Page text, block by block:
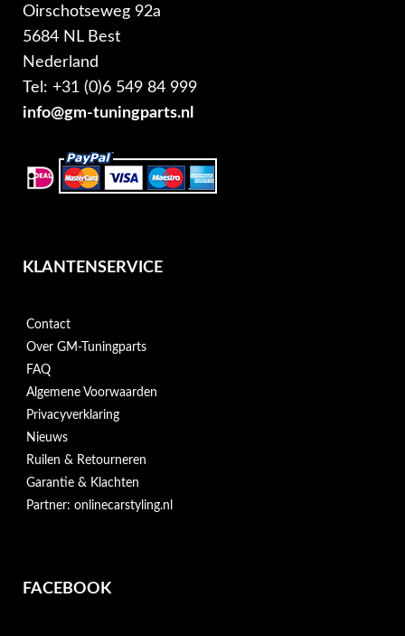
Oirschotseweg 92a
5684 NL Best
Nederland
Tel: +31 (0)6 549 84 999
info@gm-tuningparts.nl
KLANTENSERVICE
Contact
Over GM-Tuningparts
FAQ
Algemene Voorwaarden
Privacyverklaring
Nieuws
Ruilen & Retourneren
Garantie & Klachten
Partner: onlinecarstyling.nl
FACEBOOK